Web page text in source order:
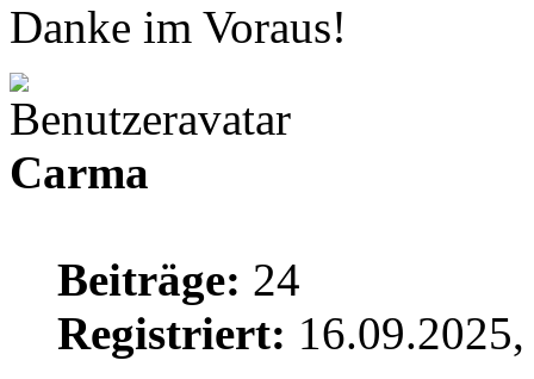
Danke im Voraus!
Carma
Beiträge: 24
Registriert: